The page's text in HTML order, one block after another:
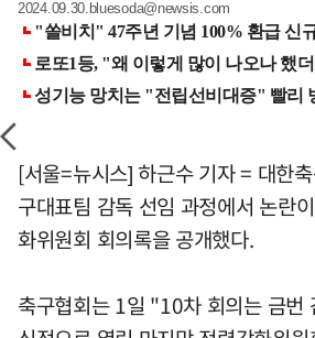
2024.09.30.bluesoda@newsis.com
[서울=뉴시스] 하근수 기자 = 대한
구대표팀 감독 선임 과정에서 논란
화위원회 회의록을 공개했다.
축구협회는 1일 "10차 회의는 금번